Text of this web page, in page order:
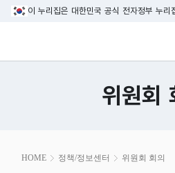
본
이 누리집은 대한민국 공식 전자정부 누리
방송미디어통신위
위원회
HOME 정책/정보센터 위원회 회의